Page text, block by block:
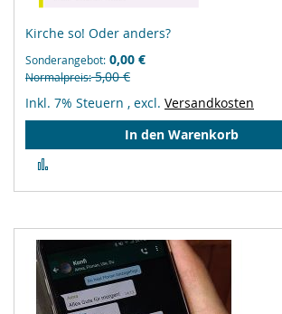
Kirche so! Oder anders?
Sonderangebot 0,00 €
Normalpreis 5,00 €
Inkl. 7% Steuern , excl. Versandkosten
In den Warenkorb
hinzufügen